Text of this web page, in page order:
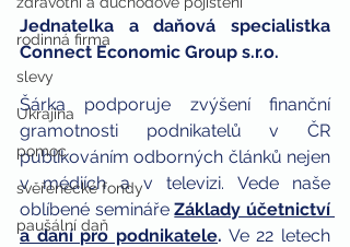
rodinná firma
slevy
Ukrajina
pomoc
svěřenecké fondy
paušální daň
Jednatelka a daňová specialistka
Connect Economic Group s.r.o.
Šárka podporuje zvýšení finanční
gramotnosti podnikatelů v ČR
publikováním odborných článků nejen
v médiích a v televizi. Vede naše
oblíbené semináře Základy účetnictví
a daní pro podnikatele. Ve 22 letech